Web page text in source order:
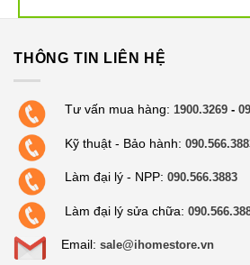
THÔNG TIN LIÊN HỆ
Tư vấn mua hàng: 1900.3269 -
Kỹ thuật - Bảo hành:
Làm đại lý - NPP: 090.566.3883
Làm đại lý sửa chữa:
Email: sale@ihomestore.vn